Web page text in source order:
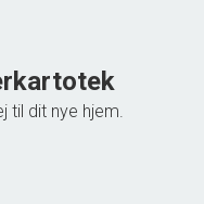
til dit nye hjem.